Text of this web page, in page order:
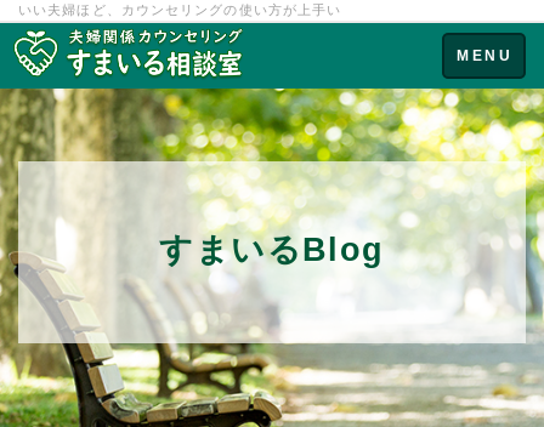
いい夫婦ほど、カウンセリングの使い方が上手い
Toggle
navigation
MENU
すまいるBlog